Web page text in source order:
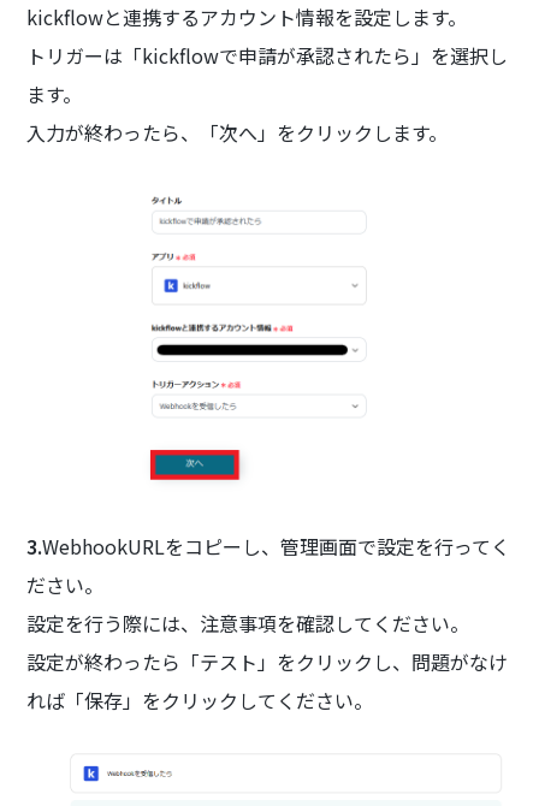
kickflowと連携するアカウント情報を設定します。
トリガーは「kickflowで申請が承認されたら」を選択し
ます。
入力が終わったら、「次へ」をクリックします。
3.WebhookURLをコピーし、管理画面で設定を行ってく
ださい。
設定を行う際には、注意事項を確認してください。
設定が終わったら「テスト」をクリックし、問題がなけ
れば「保存」をクリックしてください。